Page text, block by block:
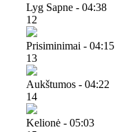
Lyg Sapne - 04:38
12
Prisiminimai - 04:15
13
Aukštumos - 04:22
14
Kelionė - 05:03